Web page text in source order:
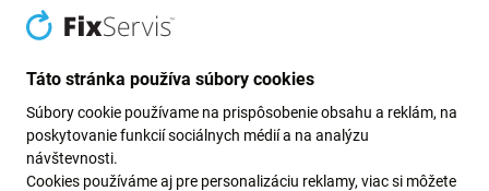
plne funkčné.
Táto sada obsahuje:
LCD displej
Dotykové sklo
Táto stránka používa súbory cookies
Súbory cookie používame na prispôsobenie obsahu a reklám, na
poskytovanie funkcií sociálnych médií a na analýzu
návštevnosti.
Cookies používáme aj pre personalizáciu reklamy, viac si môžete